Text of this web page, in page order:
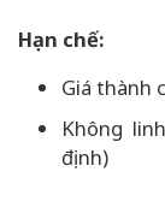
Hạn chế:
Giá thành
Không
định)